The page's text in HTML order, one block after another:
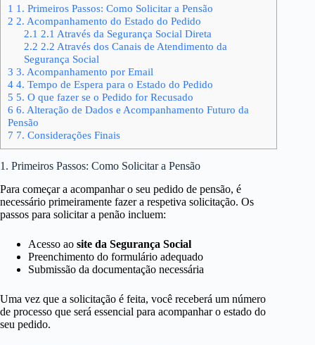
1 1. Primeiros Passos: Como Solicitar a Pensão
2 2. Acompanhamento do Estado do Pedido
2.1 2.1 Através da Segurança Social Direta
2.2 2.2 Através dos Canais de Atendimento da
Segurança Social
3 3. Acompanhamento por Email
4 4. Tempo de Espera para o Estado do Pedido
5 5. O que fazer se o Pedido for Recusado
6 6. Alteração de Dados e Acompanhamento Futuro da
Pensão
7 7. Considerações Finais
1. Primeiros Passos: Como Solicitar a Pensão
Para começar a acompanhar o seu pedido de pensão, é
necessário primeiramente fazer a respetiva solicitação. Os
passos para solicitar a penão incluem:
Acesso ao site da Segurança Social
Preenchimento do formulário adequado
Submissão da documentação necessária
Uma vez que a solicitação é feita, você receberá um número
de processo que será essencial para acompanhar o estado do
seu pedido.